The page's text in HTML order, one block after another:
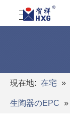
現在地: 在宅 »
生陶器のEPC »